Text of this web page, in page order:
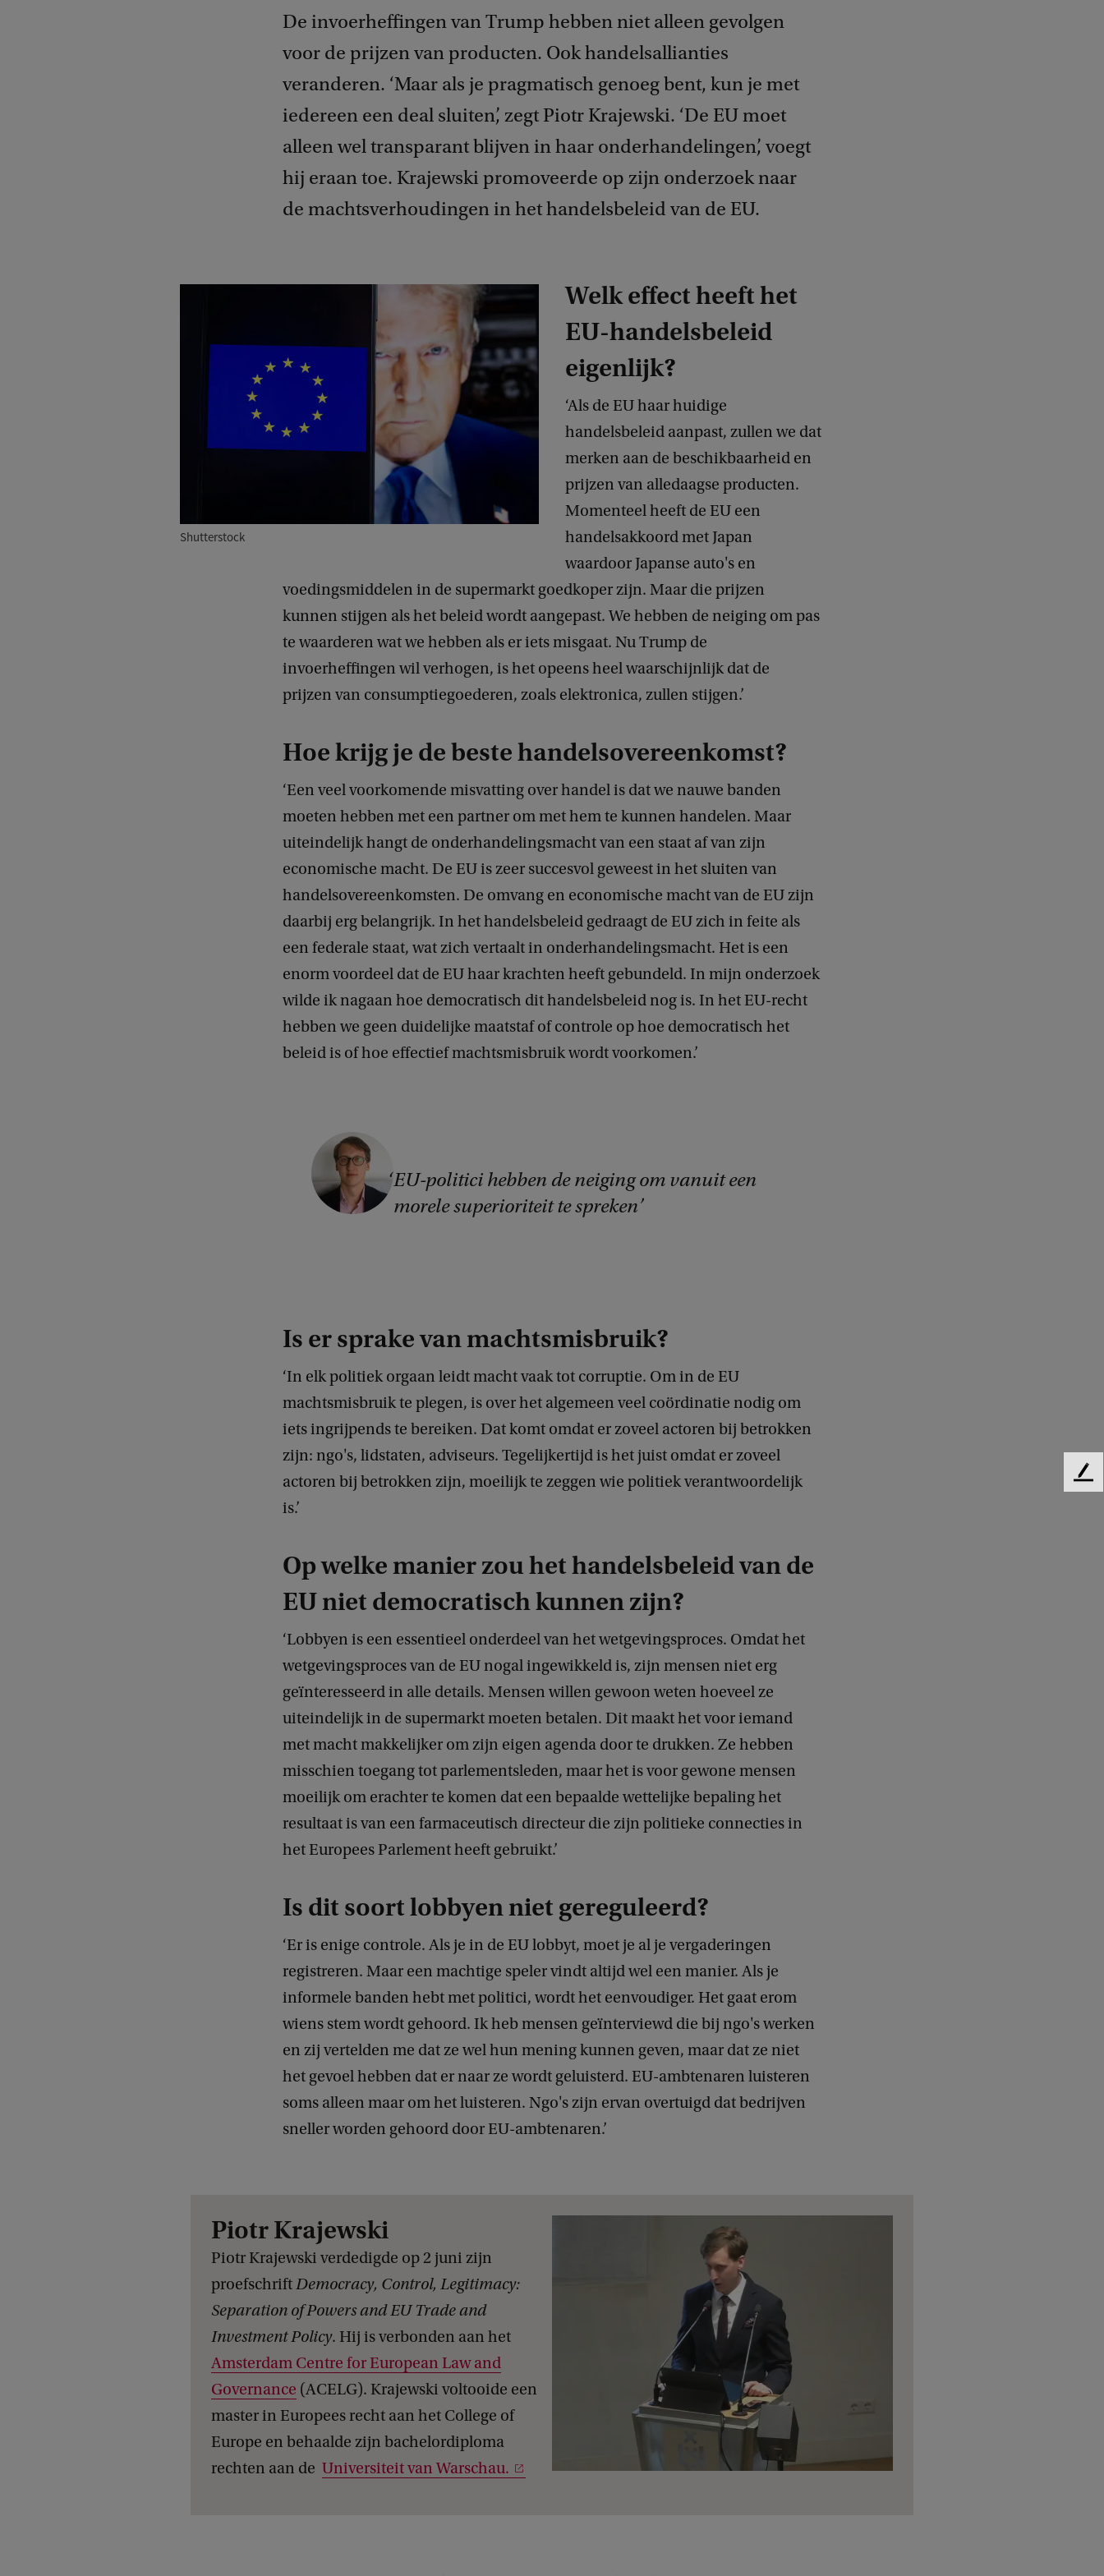
De invoerheffingen van Trump hebben niet alleen gevolgen
voor de prijzen van producten. Ook handelsallianties
veranderen. ‘Maar als je pragmatisch genoeg bent, kun je met
iedereen een deal sluiten’, zegt Piotr Krajewski. ‘De EU moet
alleen wel transparant blijven in haar onderhandelingen’, voegt
hij eraan toe. Krajewski promoveerde op zijn onderzoek naar
de machtsverhoudingen in het handelsbeleid van de EU.
Shutterstock
Welk effect heeft het
EU-handelsbeleid
eigenlijk?
‘Als de EU haar huidige
handelsbeleid aanpast, zullen we dat
merken aan de beschikbaarheid en
prijzen van alledaagse producten.
Momenteel heeft de EU een
handelsakkoord met Japan
waardoor Japanse auto's en
voedingsmiddelen in de supermarkt goedkoper zijn. Maar die prijzen
kunnen stijgen als het beleid wordt aangepast. We hebben de neiging om pas
te waarderen wat we hebben als er iets misgaat. Nu Trump de
invoerheffingen wil verhogen, is het opeens heel waarschijnlijk dat de
prijzen van consumptiegoederen, zoals elektronica, zullen stijgen.’
Hoe krijg je de beste handelsovereenkomst?
‘Een veel voorkomende misvatting over handel is dat we nauwe banden
moeten hebben met een partner om met hem te kunnen handelen. Maar
uiteindelijk hangt de onderhandelingsmacht van een staat af van zijn
economische macht. De EU is zeer succesvol geweest in het sluiten van
handelsovereenkomsten. De omvang en economische macht van de EU zijn
daarbij erg belangrijk. In het handelsbeleid gedraagt de EU zich in feite als
een federale staat, wat zich vertaalt in onderhandelingsmacht. Het is een
enorm voordeel dat de EU haar krachten heeft gebundeld. In mijn onderzoek
wilde ik nagaan hoe democratisch dit handelsbeleid nog is. In het EU-recht
hebben we geen duidelijke maatstaf of controle op hoe democratisch het
beleid is of hoe effectief machtsmisbruik wordt voorkomen.’
C
o
p
t
:
P
i
o
t
r
e
w
s
k
i
EU-politici hebben de neiging om vanuit een
morele superioriteit te spreken
Is er sprake van machtsmisbruik?
‘In elk politiek orgaan leidt macht vaak tot corruptie. Om in de EU
machtsmisbruik te plegen, is over het algemeen veel coördinatie nodig om
iets ingrijpends te bereiken. Dat komt omdat er zoveel actoren bij betrokken
zijn: ngo's, lidstaten, adviseurs. Tegelijkertijd is het juist omdat er zoveel
actoren bij betrokken zijn, moeilijk te zeggen wie politiek verantwoordelijk
is.’
Op welke manier zou het handelsbeleid van de
EU niet democratisch kunnen zijn?
‘Lobbyen is een essentieel onderdeel van het wetgevingsproces. Omdat het
wetgevingsproces van de EU nogal ingewikkeld is, zijn mensen niet erg
geïnteresseerd in alle details. Mensen willen gewoon weten hoeveel ze
uiteindelijk in de supermarkt moeten betalen. Dit maakt het voor iemand
met macht makkelijker om zijn eigen agenda door te drukken. Ze hebben
misschien toegang tot parlementsleden, maar het is voor gewone mensen
moeilijk om erachter te komen dat een bepaalde wettelijke bepaling het
resultaat is van een farmaceutisch directeur die zijn politieke connecties in
het Europees Parlement heeft gebruikt.’
Is dit soort lobbyen niet gereguleerd?
‘Er is enige controle. Als je in de EU lobbyt, moet je al je vergaderingen
registreren. Maar een machtige speler vindt altijd wel een manier. Als je
informele banden hebt met politici, wordt het eenvoudiger. Het gaat erom
wiens stem wordt gehoord. Ik heb mensen geïnterviewd die bij ngo's werken
en zij vertelden me dat ze wel hun mening kunnen geven, maar dat ze niet
het gevoel hebben dat er naar ze wordt geluisterd. EU-ambtenaren luisteren
soms alleen maar om het luisteren. Ngo's zijn ervan overtuigd dat bedrijven
sneller worden gehoord door EU-ambtenaren.’
Piotr Krajewski
Piotr Krajewski verdedigde op 2 juni zijn
proefschriftDemocracy, Control, Legitimacy:
Separation of Powers and EU Trade and
Investment Policy. Hij is verbonden aan het
Amsterdam Centre for European Law and
Governance (ACELG). Krajewski voltooide een
master in Europees recht aan het College of
Europe en behaalde zijn bachelordiploma
rechten aan de Universiteit van Warschau.
F